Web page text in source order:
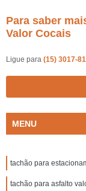
Para saber
Valor Cocais
Ligue para (15) 3017-
MENU
tachão para
tachão para asfalto